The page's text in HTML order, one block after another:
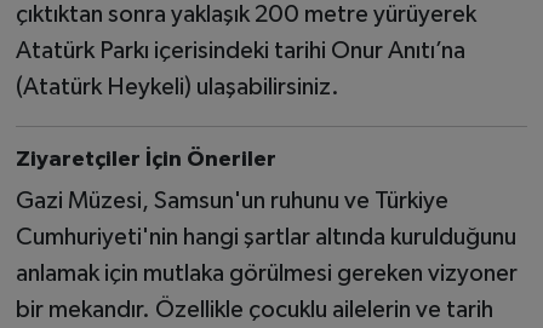
çıktıktan sonra yaklaşık 200 metre yürüyerek
Atatürk Parkı içerisindeki tarihi Onur Anıtı’na
(Atatürk Heykeli) ulaşabilirsiniz.
Ziyaretçiler İçin Öneriler
Gazi Müzesi, Samsun'un ruhunu ve Türkiye
Cumhuriyeti'nin hangi şartlar altında kurulduğunu
anlamak için mutlaka görülmesi gereken vizyoner
bir mekandır. Özellikle çocuklu ailelerin ve tarih